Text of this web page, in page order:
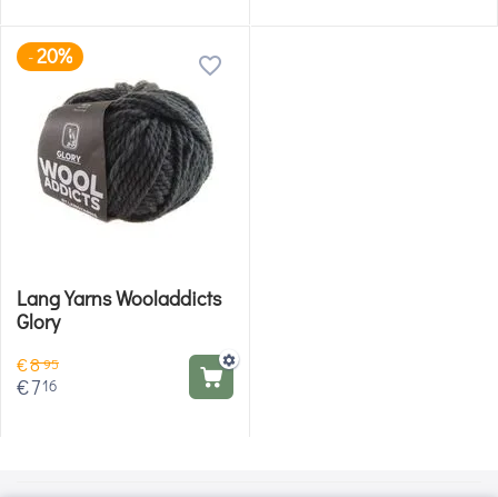
-20%
Lang Yarns Wooladdicts
Glory
€895
€716